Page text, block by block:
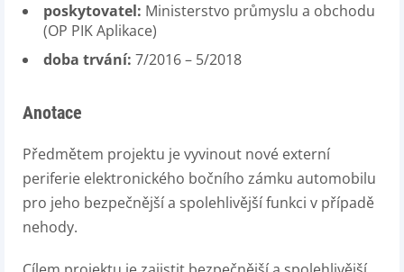
poskytovatel: Ministerstvo průmyslu a obchodu
(OP PIK Aplikace)
doba trvání: 7/2016 – 5/2018
Anotace
Předmětem projektu je vyvinout nové externí
periferie elektronického bočního zámku automobilu
pro jeho bezpečnější a spolehlivější funkci v případě
nehody.